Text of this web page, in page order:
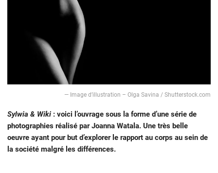
— Image d’illustration – Olga Savina / Shutterstock.com
Sylwia & Wiki : voici l’ouvrage sous la forme d’une série de
photographies réalisé par Joanna Watala. Une très belle
oeuvre ayant pour but d’explorer le rapport au corps au sein de
la société malgré les différences.